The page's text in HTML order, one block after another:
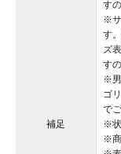
補足
す
※サ
す
ズ
す
※男
ゴ
で
※状
※商